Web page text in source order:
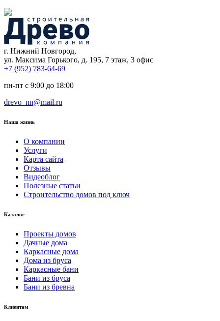
г. Нижний Новгород,
ул. Максима Горького, д. 195, 7 этаж, 3 офис
+7 (952) 783-64-69
пн-пт с 9:00 до 18:00
drevo_nn@mail.ru
Наша жизнь
О компании
Услуги
Карта сайта
Отзывы
Видеоблог
Полезные статьи
Строительство домов под ключ
Каталог
Проекты домов
Дачные дома
Каркасные дома
Дома из бруса
Каркасные бани
Бани из бруса
Бани из бревна
Клиентам